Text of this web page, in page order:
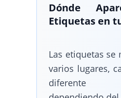
Dónde
Etiquetas en
Las etiquetas se
varios lugares,
diferente